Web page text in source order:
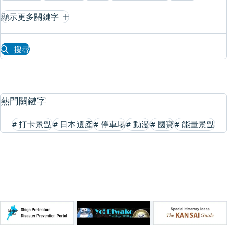
顯示更多關鍵字
搜尋
熱門關鍵字
打卡景點
# 日本遺產
# 停車場
# 動漫
# 國寶
# 能量景點
#